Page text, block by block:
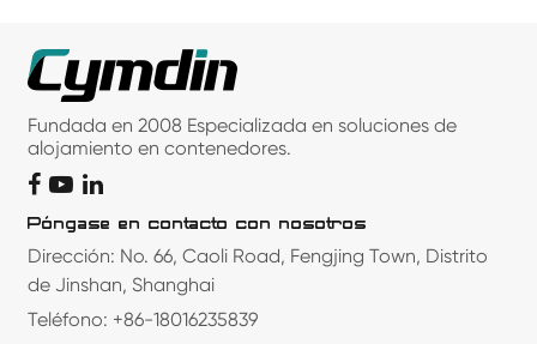
Fundada en 2008 Especializada en soluciones de
alojamiento en contenedores.
Póngase en contacto con nosotros
Dirección: No. 66, Caoli Road, Fengjing Town, Distrito
de Jinshan, Shanghai
Teléfono: +86-18016235839